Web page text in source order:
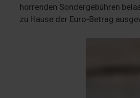
horrenden Sondergebühren
zu Hause der Euro-Betrag